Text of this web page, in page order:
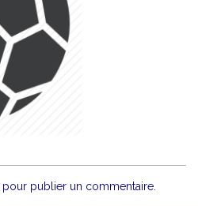
pour publier un commentaire.